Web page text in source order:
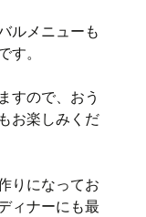
ルメニューも
す。
すので、おう
お楽しみくだ
りになってお
ィナーにも最